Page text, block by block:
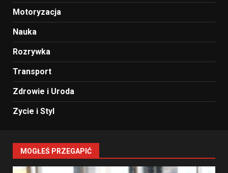
Motoryzacja
Nauka
Rozrywka
Transport
Zdrowie i Uroda
Zycie i Styl
MOGŁEŚ PRZEGAPIĆ